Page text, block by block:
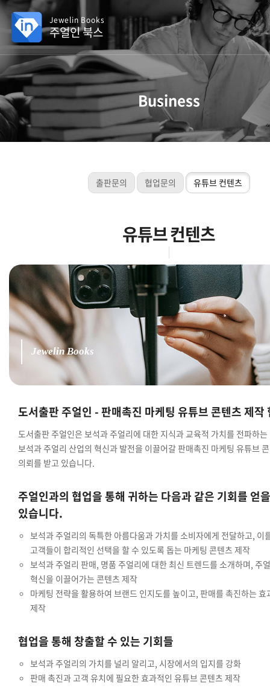
Jewelin Books
주얼인 북스
Business
출판문의 협업문의 유튜브 컨텐츠
유튜브 컨텐츠
Jewelin Books
도서출판 주얼인 - 판매촉진 마케팅 유튜브 콘텐츠 제작
도서출판 주얼인은 보석과 주얼리에 대한 지식과 교육적 가치를 전파하
보석과 주얼리 산업의 혁신과 발전을 이끌어갈 판매촉진 마케팅 유튜브
의뢰를 받고 있습니다.
주얼인과의 협업을 통해 귀하는 다음과 같은 기회를 얻
있습니다.
보석과 주얼리의 독특한 아름다움과 가치를 소비자에게 전달하고, 이
고객들이 합리적인 선택을 할 수 있도록 돕는 마케팅 콘텐츠 제작
보석과 주얼리 판매, 명품 주얼리에 대한 최신 트렌드를 소개하며, 주
혁신을 이끌어가는 콘텐츠 제작
마케팅 전략을 활용하여 브랜드 인지도를 높이고, 판매를 촉진하는 효
제작
협업을 통해 창출할 수 있는 기회들
보석과 주얼리의 가치를 널리 알리고, 시장에서의 입지를 강화
판매 촉진과 고객 유치에 필요한 효과적인 유튜브 콘텐츠 제작